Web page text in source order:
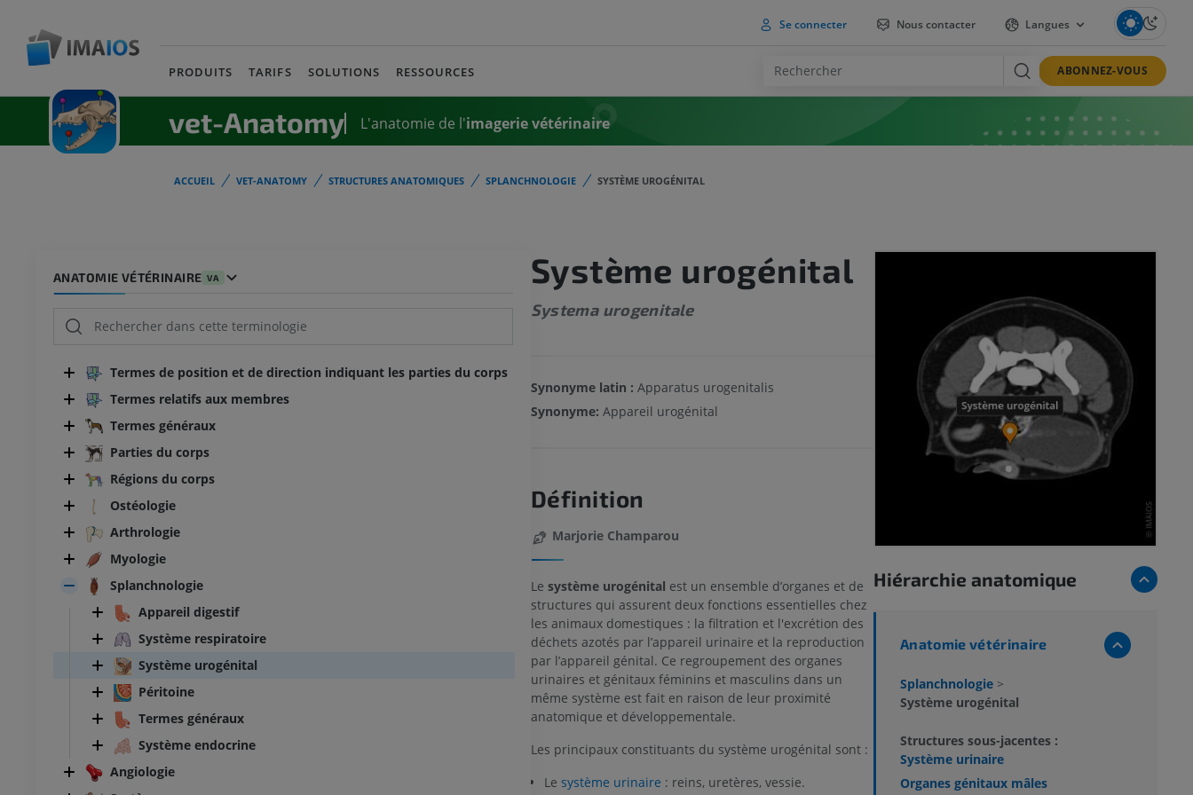
Se connecter Nous contacter Langues
PRODUITS TARIFS SOLUTIONS RESSOURCES ABONNEZ-VOUS
vet-Anatomy L'anatomie de l'imagerie vétérinaire
ACCUEIL VET-ANATOMY STRUCTURES ANATOMIQUES SPLANCHNOLOGIE SYSTÈME UROGÉNITAL
ANATOMIE VÉTÉRINAIRE VA
Termes de position et de direction indiquant les parties du corps
Termes relatifs aux membres
Termes généraux
Parties du corps
Régions du corps
Ostéologie
Arthrologie
Myologie
Splanchnologie
Appareil digestif
Système respiratoire
Système urogénital
Péritoine
Termes généraux
Système endocrine
Angiologie
Système urogénital
Systema urogenitale
Synonyme latin : Apparatus urogenitalis
Synonyme: Appareil urogénital
Définition
Marjorie Champarou
Le système urogénital est un ensemble d’organes et de
structures qui assurent deux fonctions essentielles chez
les animaux domestiques : la filtration et l'excrétion des
déchets azotés par l’appareil urinaire et la reproduction
par l’appareil génital. Ce regroupement des organes
urinaires et génitaux féminins et masculins dans un
même système est fait en raison de leur proximité
anatomique et développementale.
Les principaux constituants du système urogénital sont :
Le système urinaire : reins, uretères, vessie.
Hiérarchie anatomique
Anatomie vétérinaire
Splanchnologie >
Système urogénital
Structures sous-jacentes :
Système urinaire
Organes génitaux mâles